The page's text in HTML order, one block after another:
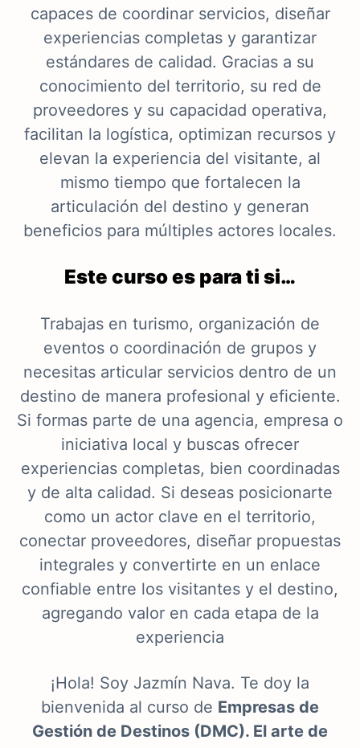
capaces de coordinar servicios, diseñar
experiencias completas y garantizar
estándares de calidad. Gracias a su
conocimiento del territorio, su red de
proveedores y su capacidad operativa,
facilitan la logística, optimizan recursos y
elevan la experiencia del visitante, al
mismo tiempo que fortalecen la
articulación del destino y generan
beneficios para múltiples actores locales.
Este curso es para ti si…
Trabajas en turismo, organización de
eventos o coordinación de grupos y
necesitas articular servicios dentro de un
destino de manera profesional y eficiente.
Si formas parte de una agencia, empresa o
iniciativa local y buscas ofrecer
experiencias completas, bien coordinadas
y de alta calidad. Si deseas posicionarte
como un actor clave en el territorio,
conectar proveedores, diseñar propuestas
integrales y convertirte en un enlace
confiable entre los visitantes y el destino,
agregando valor en cada etapa de la
experiencia
¡Hola! Soy Jazmín Nava. Te doy la
bienvenida al curso de Empresas de
Gestión de Destinos (DMC). El arte de